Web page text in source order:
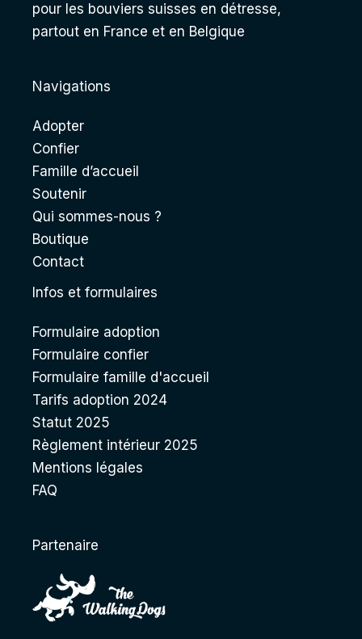
pour les bouviers suisses en détresse,
partout en France et en Belgique
Navigations
Adopter
Confier
Famille d’accueil
Soutenir
Qui sommes-nous ?
Boutique
Contact
Infos et formulaires
Formulaire adoption
Formulaire confier
Formulaire famille d'accueil
Tarifs adoption 2024
Statut 2025
Règlement intérieur 2025
Mentions légales
FAQ
Partenaire